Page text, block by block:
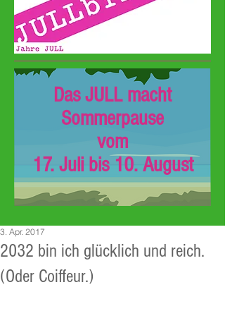
Das JULL macht
Sommerpause
vom
17. Juli bis 10. August
2032 bin ich glücklich und reich.
(Oder Coiffeur.)
3. Apr. 2017